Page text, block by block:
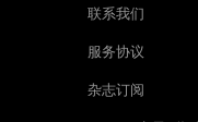
联系我们
服务协议
杂志订阅